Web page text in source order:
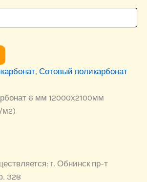
, Сотовый поликарбонат
6 мм 12000х2100мм
м2)
г. Обнинск пр-т
328